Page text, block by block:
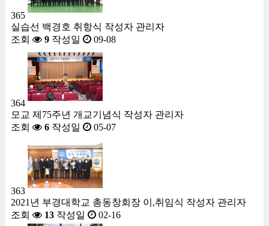
365
실습선 백경호 취항식 작성자 관리자
조회
9 작성일 09-08
364
모교 제75주년 개교기념식 작성자 관리자
조회
6 작성일 05-07
363
2021년 부경대학교 총동창회장 이,취임식 작성자 관리자
조회
13 작성일 02-16